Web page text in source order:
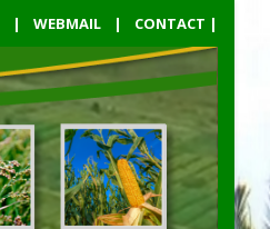
| WEBMAIL | CONTACT |